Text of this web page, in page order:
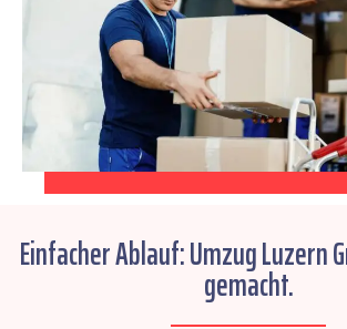
Einfacher Ablauf: Umzug Luzern
gemacht.